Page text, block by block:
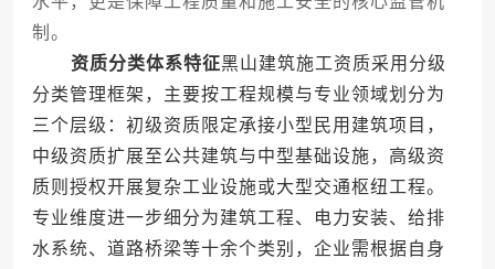
制。
资质分类体系特征黑山建筑施工资质采用分级
分类管理框架，主要按工程规模与专业领域划分为
三个层级：初级资质限定承接小型民用建筑项目，
中级资质扩展至公共建筑与中型基础设施，高级资
质则授权开展复杂工业设施或大型交通枢纽工程。
专业维度进一步细分为建筑工程、电力安装、给排
水系统、道路桥梁等十余个类别，企业需根据自身